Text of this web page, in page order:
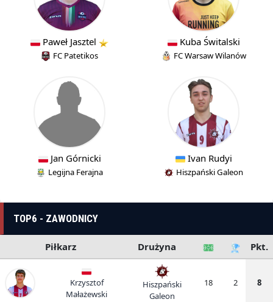
Paweł Jasztel
FC Patetikos
Kuba Świtalski
FC Warsaw Wilanów
Jan Górnicki
Legijna Ferajna
Ivan Rudyi
Hiszpański Galeon
TOP6 - ZAWODNICY
Piłkarz Drużyna Pkt.
Krzysztof
Małażewski
Hiszpański
Galeon
18 2 8